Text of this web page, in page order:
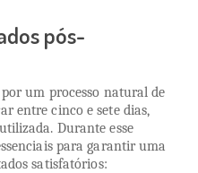
pós-
um processo natural de
entre cinco e sete dias,
Durante esse
para garantir uma
satisfatórios: